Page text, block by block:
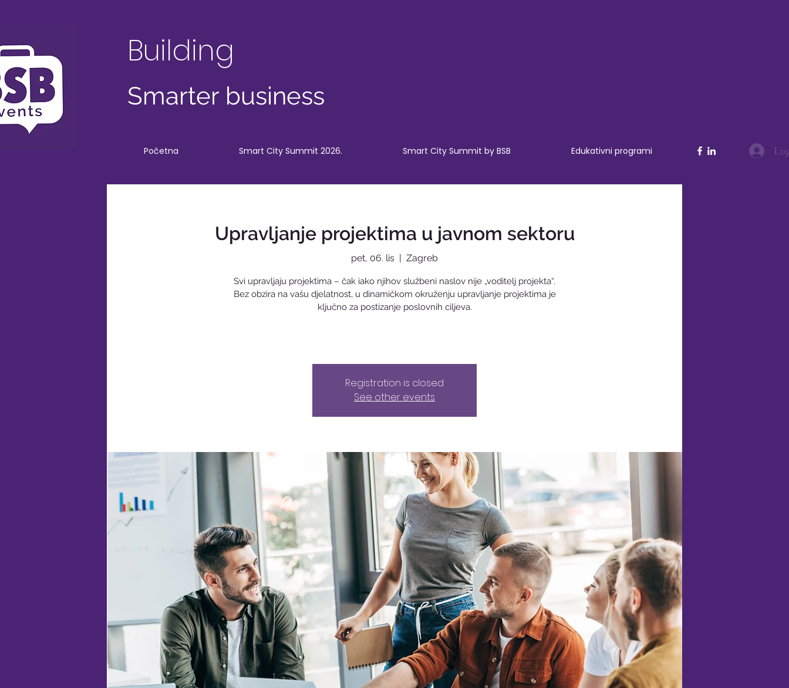
Building
Smarter business
Početna Smart City Summit 2026. Smart City Summit by BSB Edukativni programi
Upravljanje projektima u javnom sektoru
pet, 06. lis
  |
Zagreb
Svi upravljaju projektima – čak iako njihov službeni naslov nije „voditelj projekta“.
Bez obzira na vašu djelatnost, u dinamičkom okruženju upravljanje projektima je
ključno za postizanje poslovnih ciljeva.
Registration is closed
See other events